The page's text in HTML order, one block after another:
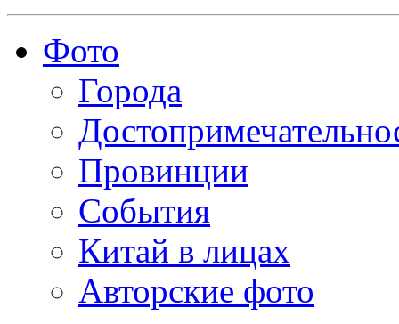
Фото
Города
Провинции
События
Китай в лицах
Авторские фото